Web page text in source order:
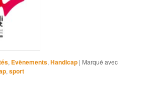
, Evènements,Handicap | Marqué avec
,sport